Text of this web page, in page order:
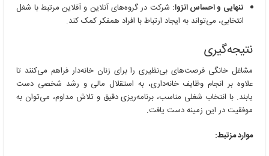
تنهایی و احساس انزوا: شرکت در گروه‌های آنلاین و آفلاین مرتبط با شغل
انتخابی، می‌تواند به ایجاد ارتباط با افراد همفکر کمک کند.
نتیجه‌گیری
مشاغل خانگی فرصت‌های بی‌نظیری را برای زنان خانه‌دار فراهم می‌کنند تا
علاوه بر انجام وظایف خانه‌داری، به استقلال مالی و رشد شخصی دست
یابند. با انتخاب شغلی مناسب، برنامه‌ریزی دقیق و تلاش مداوم، می‌توان به
موفقیت در این زمینه دست یافت.
موارد مزتبط: